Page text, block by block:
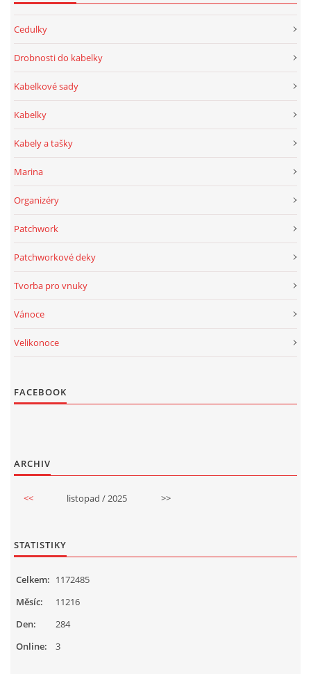
Cedulky
Drobnosti do kabelky
Kabelkové sady
Kabelky
Kabely a tašky
Marina
Organizéry
Patchwork
Patchworkové deky
Tvorba pro vnuky
Vánoce
Velikonoce
FACEBOOK
ARCHIV
<< listopad / 2025 >>
STATISTIKY
Online: 3
Celkem: 1172485
Měsíc:
11216
Den:
284